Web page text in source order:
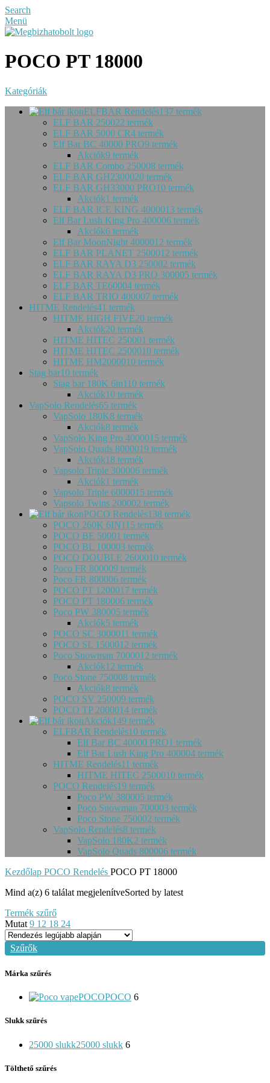
Search
Menü
POCO PT 18000
Kategóriák
ELFBAR Rendelés137 termék
ELF BAR 250022 termék
ELF BAR 5000 CR4 termék
Elf Bar BC 40000 PRO9 termék
Akciók9 termék
ELF BAR Combo 250008 termék
ELF BAR GH2300020 termék
ELF BAR GH33000 PRO10 termék
Akciók1 termék
ELF BAR ICE KING 4000013 termék
Elf Bar Lush King Pro 400006 termék
Akciók6 termék
Elf Bar MoonNight 4000012 termék
ELF BAR PLANET 2500012 termék
ELF BAR RAYA D3 250002 termék
ELF BAR RAYA D3 PRO 300005 termék
ELF BAR TE60004 termék
ELF BAR TRIO 400007 termék
HITME Rendelés41 termék
HITME HIGH FIVE20 termék
Akciók20 termék
HITME HITEC 250001 termék
HITME HITEC 2500010 termék
HITME HM2000010 termék
Stag bar10 termék
Stag bar 180K 6in110 termék
Akciók10 termék
VapSolo Rendelés65 termék
VapSolo 180K8 termék
Akciók8 termék
VapSolo King Pro 4000015 termék
VapSolo Quads 8000019 termék
Akciók18 termék
Vapsolo Triple 300006 termék
Akciók1 termék
Vapsolo Triple 6000015 termék
Vapsolo Twins 200002 termék
POCO Rendelés138 termék
POCO 260K 6IN115 termék
POCO BE 50001 termék
POCO BL 100003 termék
POCO DOUBLE 2600010 termék
Poco FR 800009 termék
Poco FR 800006 termék
POCO PT 1200017 termék
POCO PT 180006 termék
Poco PW 380005 termék
Akciók5 termék
POCO SC 3000011 termék
POCO SL 1500012 termék
Poco Snowman 7000012 termék
Akciók12 termék
Poco Stone 750008 termék
Akciók8 termék
POCO SV 250009 termék
POCO TP 2000014 termék
Akciók149 termék
ELFBAR Rendelés10 termék
Elf Bar BC 40000 PRO1 termék
Elf Bar Lush King Pro 400004 termék
HITME Rendelés11 termék
HITME HITEC 2500010 termék
POCO Rendelés19 termék
Poco PW 380005 termék
Poco Snowman 700003 termék
Poco Stone 750002 termék
VapSolo Rendelés8 termék
VapSolo 180K2 termék
VapSolo Quads 800006 termék
Kezdőlap POCO Rendelés POCO PT 18000
Mind a(z) 6 találat megjelenítveSorted by latest
Termék szűrő
Mutat 9 12 18 24
Szűrők
Márka szűrés
POCOPOCO 6
Slukk szűrés
25000 slukk25000 slukk 6
Tölthető szűrés